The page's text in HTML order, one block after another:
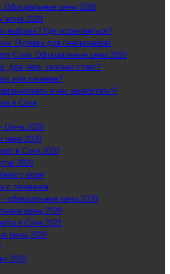
Официальные цены 2020
моря 2020
выбрать? Где остановиться?
Путевки для пенсионеров!
Сочи: Официальные цены 2020
для чего, сколько стоит?
или лечение?
и как заработать?!
в Сочи
Цены 2020
цена 2020
в Сочи 2020
2020
моря
с лечением
- официальные цены 2020
цены 2020
в Сочи 2022
цены 2020
2020